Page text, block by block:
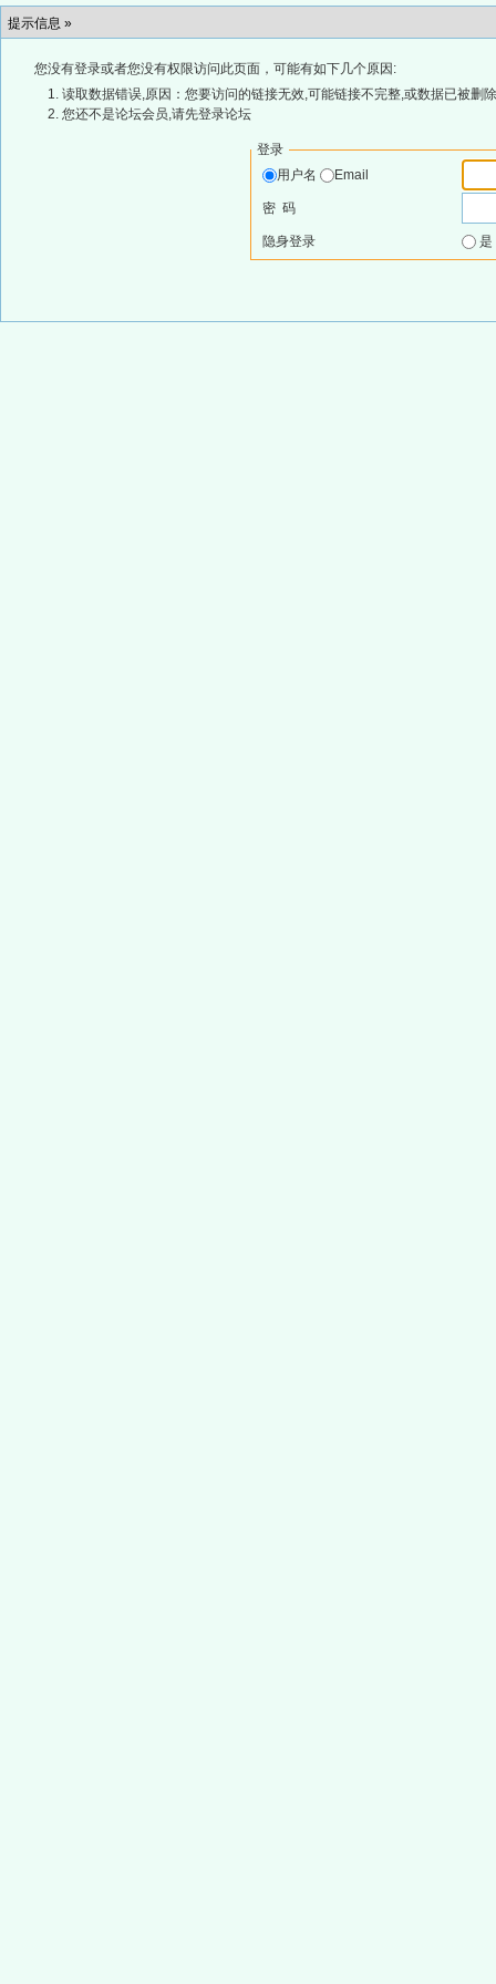
提示信息 »
您没有登录或者您没有权限访问此页面，可能有如下几个原因:
读取数据错误,原因：您要访问的链接无效,可能链接不完整,或数据已被删
您还不是论坛会员,请先登录论坛
登录
用户名
Email
密 码
隐身登录